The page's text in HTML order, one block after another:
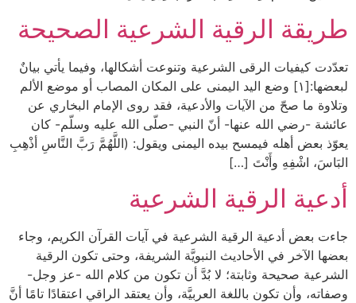
طريقة الرقية الشرعية الصحيحة
تعدّدت كيفيات الرقى الشرعية وتنوعت أشكالها، وفيما يأتي بيانٌ
لبعضها:[١] وضع اليد اليمنى على المكان المصاب أو موضع الألم
وتلاوة ما صحّ من الآيات والأدعية، فقد روى الإمام البخاري عن
عائشة -رضي الله عنها- أنّ النبي -صلّى الله عليه وسلّم- كان
يعوّذ بعض أهله فيمسح بيده اليمنى ويقول: (اللَّهُمَّ رَبَّ النَّاسِ أذْهِبِ
البَاسَ، اشْفِهِ وأَنْتَ […]
أدعية الرقية الشرعية
جاءت بعض أدعية الرقية الشرعية في آيات القرآن الكريم، وجاء
بعضها الآخر في الأحاديث النبويَّة الشريفة، وحتى تكون الرقية
الشرعية صحيحة وثابتة؛ لا بُدَّ أن تكون من كلام الله -عز وجل-
وصفاته، وأن تكون باللغة العربيَّة، وأن يعتقد الراقي اعتقادًا تامًا أنَّ